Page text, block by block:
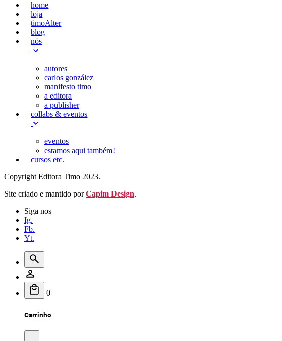
home
loja
timoAlter
blog
nós
autores
carlos gonzález
manifesto timo
a editora
a publisher
collabs & eventos
eventos
estamos aqui também!
cursos etc.
Copyright Editora Timo 2023.
Site criado e mantido porCapim Design.
Siga nos
Ig.
Fb.
Yt.
0
Carrinho